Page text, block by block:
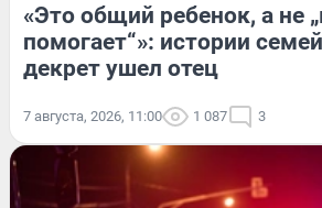
«Это общий ребенок, а не
помогает“»: истории
декрет ушел отец
7 августа, 2026, 11:00 1 087 3